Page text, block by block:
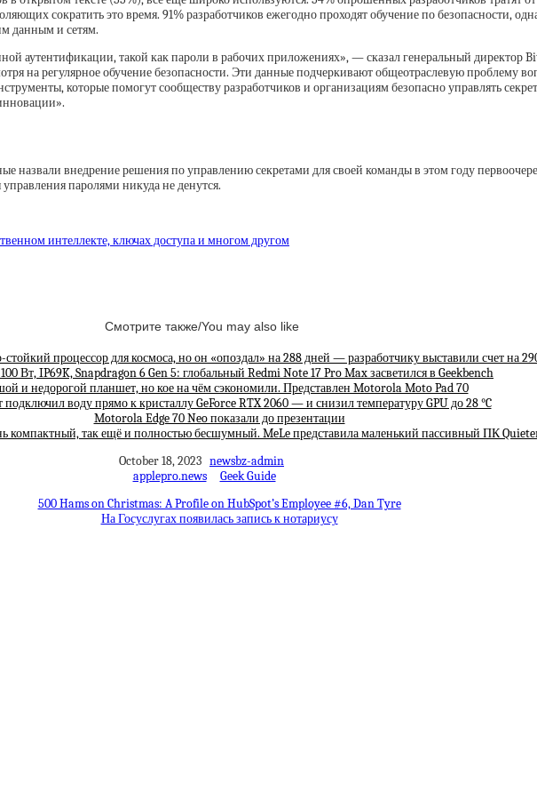
сократить это время. 91% разработчиков ежегодно проходят обучение по безопасности,
данным и сетям.
аутентификации, такой как пароли в рабочих приложениях», — сказал генеральный
на регулярное обучение безопасности. Эти данные подчеркивают общеотраслевую проблему
которые помогут сообществу разработчиков и организациям безопасно управлять
внедрение решения по управлению секретами для своей команды в этом году
паролями никуда не денутся.
интеллекте, ключах доступа и многом другом
Смотрите также/You may also like
процессор для космоса, но он «опоздал» на 288 дней — разработчику выставили счет на
Вт, IP69K, Snapdragon 6 Gen 5: глобальный Redmi Note 17 Pro Max засветился в Geekbench
и недорогой планшет, но кое на чём сэкономили. Представлен Motorola Moto Pad 70
подключил воду прямо к кристаллу GeForce RTX 2060 — и снизил температуру GPU до 28 °C
Motorola Edge 70 Neo показали до презентации
компактный, так ещё и полностью бесшумный. MeLe представила маленький пассивный ПК
October 18, 2023 newsbz-admin
applepro.news
Geek Guide
500 Hams on Christmas: A Profile on HubSpot’s Employee #6, Dan Tyre
На Госуслугах появилась запись к нотариусу